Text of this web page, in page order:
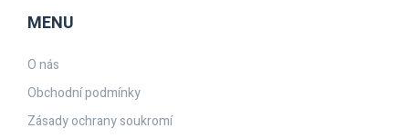
MENU
O nás
Obchodní podmínky
Zásady ochrany soukromí